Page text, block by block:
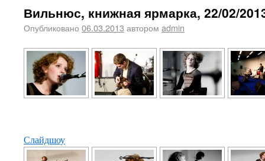
Вильнюс, книжная ярмарка, 22/02/
Опубликовано 06.03.2013 автором admin
Слайдшоу